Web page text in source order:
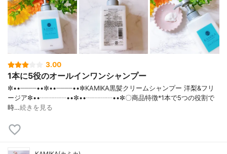
3.00
1本に5役のオールインワンシャンプー
✼••┈┈┈┈••✼••┈┈┈┈••✼KAMIKA黒髪クリームシャンプー 洋梨&フリ
ージア✼••┈┈┈┈••✼••┈┈┈┈••✼〇商品特徴*1本で5つの役割で
時…続きを見る